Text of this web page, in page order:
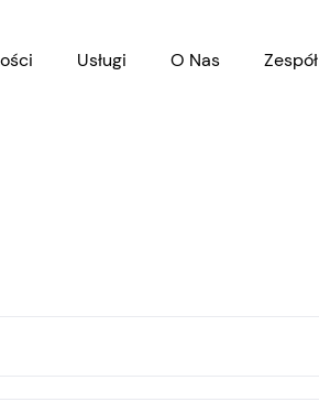
Usługi O Nas Zespół